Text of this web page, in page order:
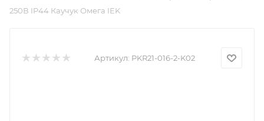
250В IP44 Каучук Омега IEK
Артикул: PKR21-016-2-K02